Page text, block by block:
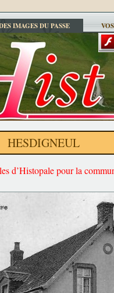
IMAGES DU PASSE
HESDIGNEUL
d’Histopale pour la